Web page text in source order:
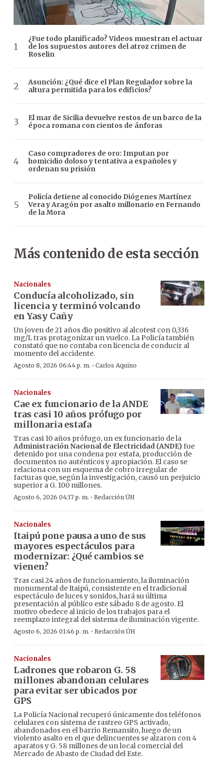
¿Fue todo planificado? Videos muestran el actuar
de los supuestos autores del atroz crimen de
Roselin
Asunción: ¿Qué dice el Plan Regulador sobre la
altura permitida para los edificios?
El mar de Sicilia devuelve restos de un barco de la
época romana con cientos de ánforas
Caso compradores de oro: Imputan por
homicidio doloso y tentativa a españoles y
ordenan su prisión
Policía detiene al conocido Diógenes Martínez
Vera y Aragón por asalto millonario en Fernando
de la Mora
Más contenido de esta sección
Nacionales
Conducía alcoholizado, sin
licencia y terminó volcando
en Yasy Cañy
Un joven de 21 años dio positivo al alcotest con 0,336
mg/L tras protagonizar un vuelco. La Policía también
constató que no contaba con licencia de conducir al
momento del accidente.
Agosto 8, 2026 06:44 p. m. · Carlos Aquino
Nacionales
Cae ex funcionario de la ANDE
tras casi 10 años prófugo por
millonaria estafa
Tras casi 10 años prófugo, un ex funcionario de la
Administración Nacional de Electricidad (ANDE)fue
detenido por una condena por estafa, producción de
documentos no auténticos y apropiación. El caso se
relaciona con un esquema de cobro irregular de
facturas que, según la investigación, causó un perjuicio
superior a G. 100 millones.
Agosto 6, 2026 04:37 p. m. · Redacción ÚH
Nacionales
Itaipú pone pausa a uno de sus
mayores espectáculos para
modernizar: ¿Qué cambios se
vienen?
Tras casi 24 años de funcionamiento, la iluminación
monumental de Itaipú, consistente en el tradicional
espectáculo de luces y sonidos, hará su última
presentación al público este sábado 8 de agosto. El
motivo obedece al inicio de los trabajos para el
reemplazo integral del sistema de iluminación vigente.
Agosto 6, 2026 01:46 p. m. · Redacción ÚH
Nacionales
Ladrones que robaron G. 58
millones abandonan celulares
para evitar ser ubicados por
GPS
La Policía Nacional recuperó únicamente dos teléfonos
celulares con sistema de rastreo GPS activado,
abandonados en el barrio Remansito, luego de un
violento asalto en el que delincuentes se alzaron con 4
aparatos y G. 58 millones de un local comercial del
Mercado de Abasto de Ciudad del Este.